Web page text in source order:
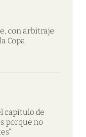
con arbitraje
Copa
capítulo de
porque no